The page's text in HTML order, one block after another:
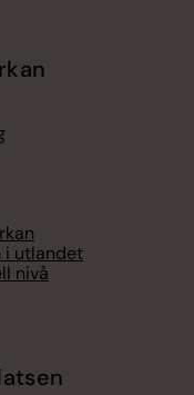
i utlandet
nivå